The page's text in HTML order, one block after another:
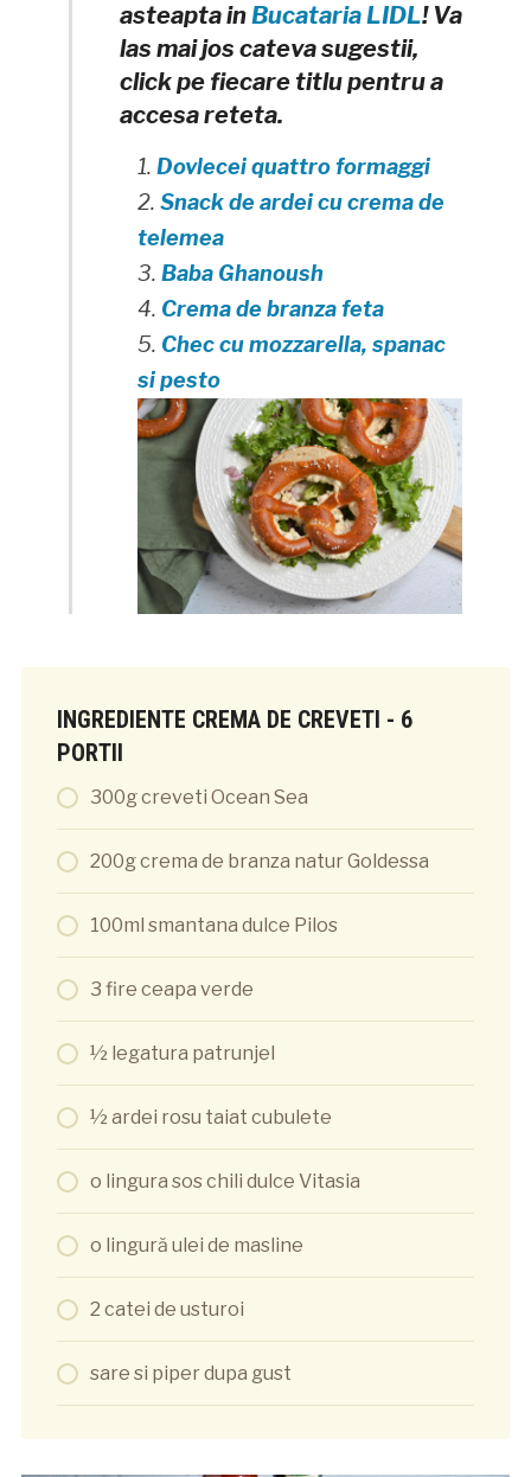
asteapta inBucataria LIDL! Va
las mai jos cateva sugestii,
click pe fiecare titlu pentru a
accesa reteta.
Dovlecei quattro formaggi
Snack de ardei cu crema de
telemea
Baba Ghanoush
Crema de branza feta
Chec cu mozzarella, spanac
si pesto
INGREDIENTE CREMA DE CREVETI - 6
PORTII
300g creveti Ocean Sea
200g crema de branza natur Goldessa
100ml smantana dulce Pilos
3 fire ceapa verde
½ legatura patrunjel
½ ardei rosu taiat cubulete
o lingura sos chili dulce Vitasia
o lingură ulei de masline
2 catei de usturoi
sare si piper dupa gust